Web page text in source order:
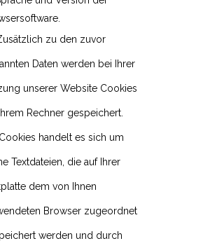
zu den zuvor
Daten werden bei Ihrer
unserer Website Cookies
Rechner gespeichert.
handelt es sich um
Textdateien, die auf Ihrer
dem von Ihnen
Browser zugeordnet
werden und durch